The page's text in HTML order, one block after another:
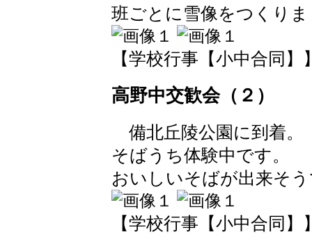
班ごとに雪像をつくり
【学校行事【小中合同】
高野中交歓会（２）
備北丘陵公園に到着。
そばうち体験中です。
おいしいそばが出来そ
【学校行事【小中合同】